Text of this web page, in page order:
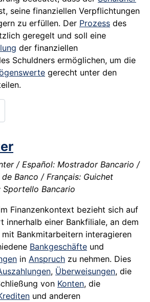
seine finanziellen Verpflichtungen
zu erfüllen. Der Prozess des
geregelt und soll eine
der finanziellen
Schuldners ermöglichen, um die
gerecht unter den
/ Español: Mostrador Bancario /
Banco / Français: Guichet
Sportello Bancario
Finanzenkontext bezieht sich auf
innerhalb einer Bankfiliale, an dem
Bankmitarbeitern interagieren
Bankgeschäfte und
in Anspruch zu nehmen. Dies
, Überweisungen, die
von Konten, die
und anderen